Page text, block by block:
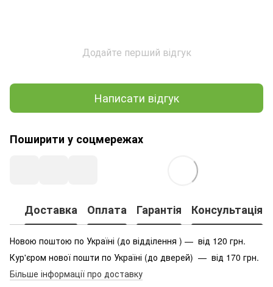
Додайте перший відгук
Написати відгук
Поширити у соцмережах
Доставка Оплата Гарантія Консультація
Новою поштою по Україні (до відділення ) — від 120 грн.
Кур'єром нової пошти по Україні (до дверей) — від 170 грн.
Більше інформації про доставку